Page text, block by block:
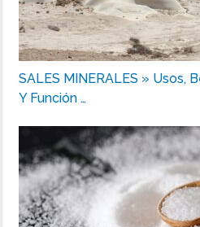
SALES MINERALES » Usos,
Y Función …